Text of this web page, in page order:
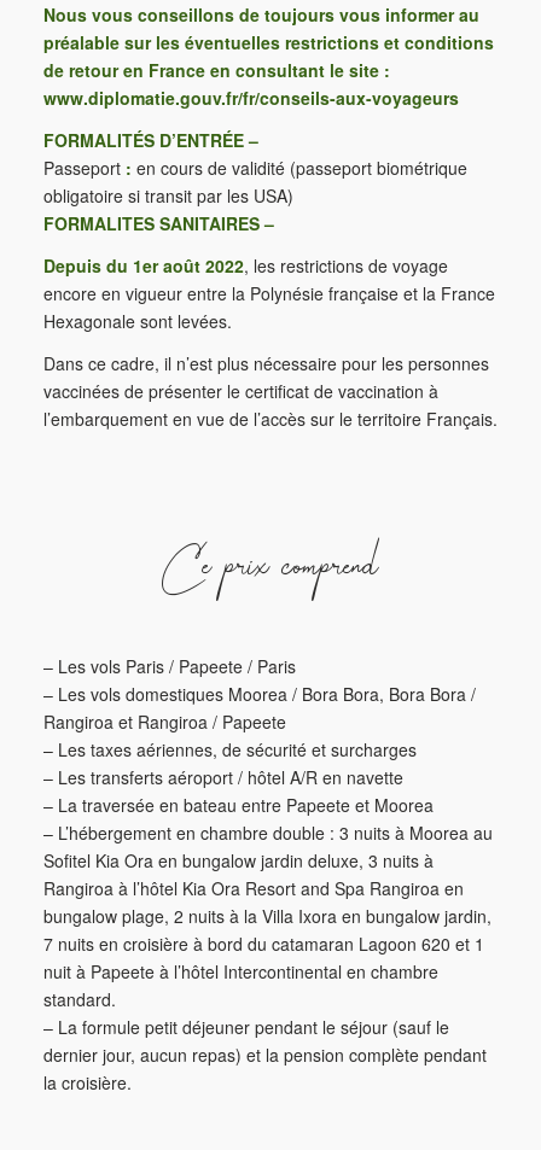
Nous vous conseillons de toujours vous informer au
préalable sur les éventuelles restrictions et conditions
de retour en France en consultant le site :
www.diplomatie.gouv.fr/fr/conseils-aux-voyageurs
FORMALITÉS D’ENTRÉE –
Passeport : en cours de validité (passeport biométrique
obligatoire si transit par les USA)
FORMALITES SANITAIRES –
Depuis du 1er août 2022, les restrictions de voyage
encore en vigueur entre la Polynésie française et la France
Hexagonale sont levées.
Dans ce cadre, il n’est plus nécessaire pour les personnes
vaccinées de présenter le certificat de vaccination à
l’embarquement en vue de l’accès sur le territoire Français.
Ce prix comprend
– Les vols Paris / Papeete / Paris
– Les vols domestiques Moorea / Bora Bora, Bora Bora /
Rangiroa et Rangiroa / Papeete
– Les taxes aériennes, de sécurité et surcharges
– Les transferts aéroport / hôtel A/R en navette
– La traversée en bateau entre Papeete et Moorea
– L’hébergement en chambre double : 3 nuits à Moorea au
Sofitel Kia Ora en bungalow jardin deluxe, 3 nuits à
Rangiroa à l’hôtel Kia Ora Resort and Spa Rangiroa en
bungalow plage, 2 nuits à la Villa Ixora en bungalow jardin,
7 nuits en croisière à bord du catamaran Lagoon 620 et 1
nuit à Papeete à l’hôtel Intercontinental en chambre
standard.
– La formule petit déjeuner pendant le séjour (sauf le
dernier jour, aucun repas) et la pension complète pendant
la croisière.